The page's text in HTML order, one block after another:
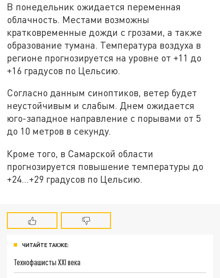
В понедельник ожидается переменная
облачность. Местами возможны
кратковременные дожди с грозами, а также
образование тумана. Температура воздуха в
регионе прогнозируется на уровне от +11 до
+16 градусов по Цельсию.
Согласно данным синоптиков, ветер будет
неустойчивым и слабым. Днем ожидается
юго-западное направление с порывами от 5
до 10 метров в секунду.
Кроме того, в Самарской области
прогнозируется повышение температуры до
+24…+29 градусов по Цельсию.
ЧИТАЙТЕ ТАКЖЕ:
Технофашисты XXI века